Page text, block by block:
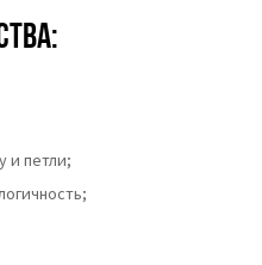
и петли;